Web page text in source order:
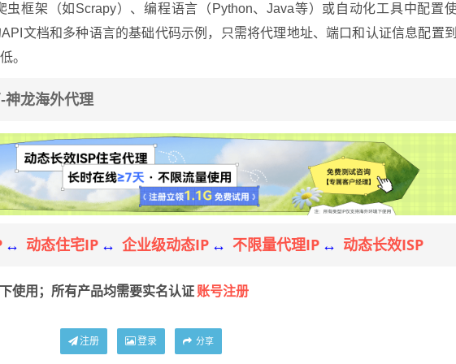
虫框架（如Scrapy）、编程语言（Python、Java等）或自动化工具中配置
文档和多种语言的基础代码示例，只需将代理地址、端口和认证信息配置
。
神龙海外代理
↔ 动态住宅IP ↔ 企业级动态IP ↔ 不限量代理IP ↔ 动态长效ISP
使用；所有产品均需要实名认证账号注册
注册 登录 分享